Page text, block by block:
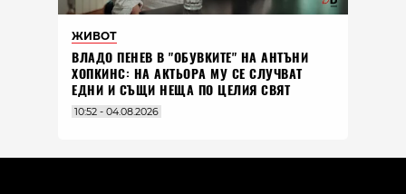
ЖИВОТ
ВЛАДO ПЕНЕВ В "ОБУВКИТЕ" НА АНТЪНИ
ХОПКИНС: НА АКТЬОРА МУ СЕ СЛУЧВАТ
ЕДНИ И СЪЩИ НЕЩА ПО ЦЕЛИЯ СВЯТ
10:52 - 04.08.2026